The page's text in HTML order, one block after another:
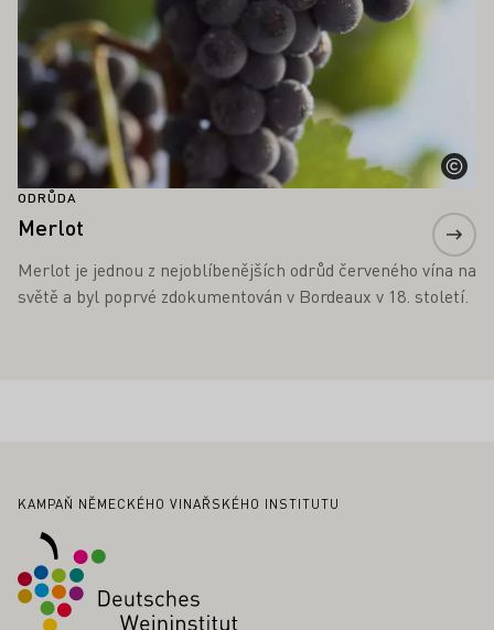
ODRŮDA
Merlot
Merlot je jednou z nejoblíbenějších odrůd červeného vína na
světě a byl poprvé zdokumentován v Bordeaux v 18. století.
Zápatí
KAMPAŇ NĚMECKÉHO VINAŘSKÉHO INSTITUTU